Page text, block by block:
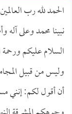
الحمد لله رب
نبينا محمد وعلى آله
السلام عليكم ورحمة
وليس من قبيل
أن أقول لكم: إنني